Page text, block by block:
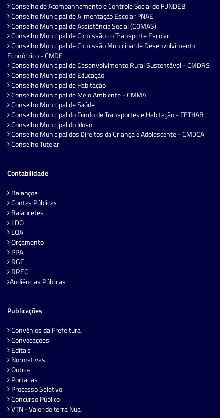
Conselho de Acompanhamento e Controle Social do FUNDEB
Conselho Municipal de Alimentação Escolar PNAE
Conselho Municipal de Assistência Social (COMAS)
Conselho Municipal de Comissão do Transporte Escolar
Conselho Municipal de Comissão Municipal de Desenvolvimento
Econômico - CMDE
Conselho Municipal de Desenvolvimento Rural Sustentável - CMDRS
Conselho Municipal de Educação
Conselho Municipal de Habitação
Conselho Municipal de Meio Ambiente - CMMA
Conselho Municipal de Saúde
Conselho Municipal do Fundo de Transportes e Habitação - FETHAB
Conselho Municipal do Idoso
Conselho Municipal dos Direitos da Criança e Adolescente - CMDCA
Conselho Tutelar
Contabilidade
Balanços
Contas Públicas
Balancetes
LDO
LOA
Orçamento
PPA
RGF
RREO
Audiências Públicas
Publicações
Convênios da Prefeitura
Convocações
Editais
Normativas
Outros
Portarias
Processo Seletivo
Concurso Público
VTN - Valor de terra Nua